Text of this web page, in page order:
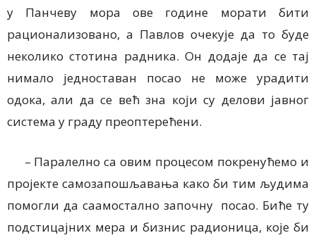
у Панчеву мора ове године морати бити
рационализовано, а Павлов очекује да то буде
неколико стотина радника. Он додаје да се тај
нимало једноставан посао не може урадити
одока, али да се већ зна који су делови јавног
система у граду преоптерећени.
– Паралелно са овим процесом покренућемо и
пројекте самозапошљавања како би тим људима
помогли да саамостално започну посао. Биће ту
подстицајних мера и бизнис радионица, које би